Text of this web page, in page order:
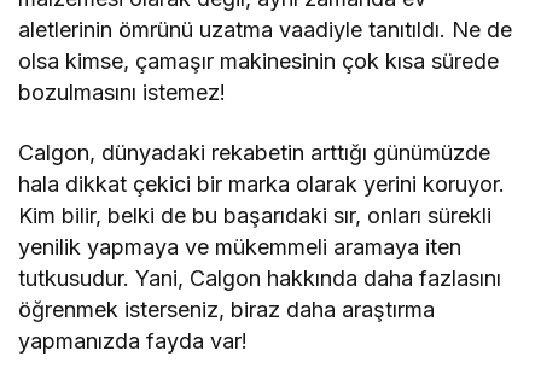
aletlerinin ömrünü uzatma vaadiyle tanıtıldı. Ne de
olsa kimse, çamaşır makinesinin çok kısa sürede
bozulmasını istemez!
Calgon, dünyadaki rekabetin arttığı günümüzde
hala dikkat çekici bir marka olarak yerini koruyor.
Kim bilir, belki de bu başarıdaki sır, onları sürekli
yenilik yapmaya ve mükemmeli aramaya iten
tutkusudur. Yani, Calgon hakkında daha fazlasını
öğrenmek isterseniz, biraz daha araştırma
yapmanızda fayda var!